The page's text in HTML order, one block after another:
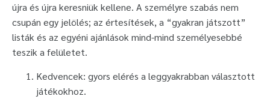
újra és újra keresniük kellene. A személyre szabás nem
csupán egy jelölés; az értesítések, a “gyakran játszott”
listák és az egyéni ajánlások mind-mind személyesebbé
teszik a felületet.
Kedvencek: gyors elérés a leggyakrabban választott
játékokhoz.